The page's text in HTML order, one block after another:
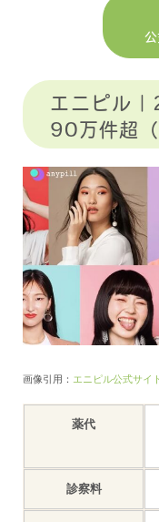
公
エニピル
90万件超（
画像引用： エニピル公式サイト
薬代
診察料